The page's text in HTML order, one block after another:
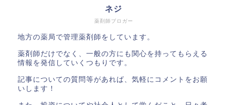
薬剤師ブロガー
ネジ
地方の薬局で管理薬剤師をしています。
薬剤師だけでなく、一般の方にも関心を持ってもらえる
情報を発信していくつもりです。
記事についての質問等があれば、気軽にコメントをお願
いします！